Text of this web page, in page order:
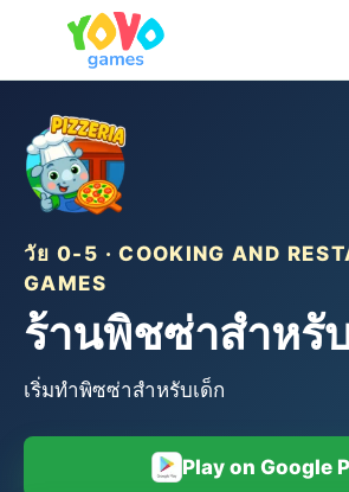
วัย 0-5 · COOKING AND
GAMES
ร้านพิชซ่าสำหรั
เริ่มทำพิซซ่าสำหรับเด็ก
Play on Google